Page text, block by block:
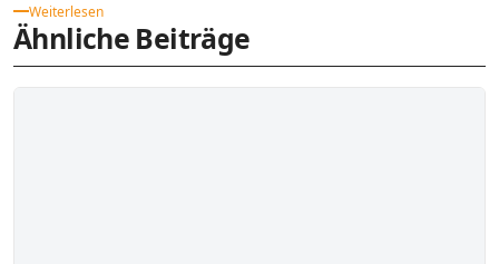
Weiterlesen
Ähnliche Beiträge